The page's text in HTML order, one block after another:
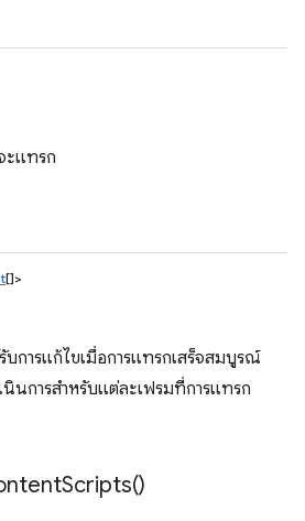
ะแทรก
[]>
การแก้ไขเมื่อการแทรกเสร็จสมบูรณ์
นินการสำหรับแต่ละเฟรมที่การแทรก
Scripts()